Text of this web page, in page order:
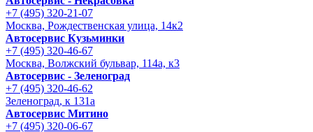
+7 (495) 320-21-07
Москва, Рождественская улица, 14к2
Автосервис Кузьминки
+7 (495) 320-46-67
Москва, Волжский бульвар, 114а, к3
Автосервис - Зеленоград
+7 (495) 320-46-62
Зеленоград, к 131а
Автосервис Митино
+7 (495) 320-06-67